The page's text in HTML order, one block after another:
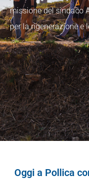
missione del sindaco
per la rigenerazione e
Oggi a Pollica